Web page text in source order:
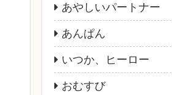
あやしいパートナー
あんぱん
いつか、ヒーロー
おむすび